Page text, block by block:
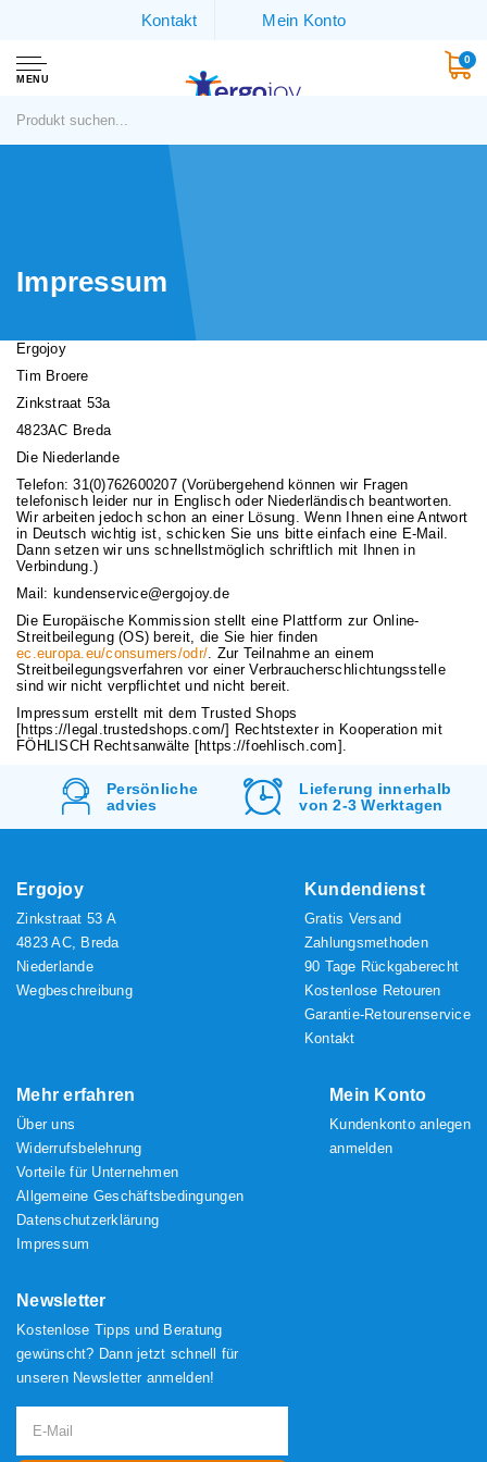
Kontakt Mein Konto
MENU
0
Impressum
Ergojoy
Tim Broere
Zinkstraat 53a
4823AC Breda
Die Niederlande
Telefon: 31(0)762600207 (Vorübergehend können wir Fragen
telefonisch leider nur in Englisch oder Niederländisch beantworten.
Wir arbeiten jedoch schon an einer Lösung. Wenn Ihnen eine Antwort
in Deutsch wichtig ist, schicken Sie uns bitte einfach eine E-Mail.
Dann setzen wir uns schnellstmöglich schriftlich mit Ihnen in
Verbindung.)
Mail: kundenservice@ergojoy.de
Die Europäische Kommission stellt eine Plattform zur Online-
Streitbeilegung (OS) bereit, die Sie hier finden
ec.europa.eu/consumers/odr/. Zur Teilnahme an einem
Streitbeilegungsverfahren vor einer Verbraucherschlichtungsstelle
sind wir nicht verpflichtet und nicht bereit.
Impressum erstellt mit dem Trusted Shops
[https://legal.trustedshops.com/] Rechtstexter in Kooperation mit
FÖHLISCH Rechtsanwälte [https://foehlisch.com].
Persönliche
advies
Lieferung innerhalb
von 2-3 Werktagen
Ergojoy
Zinkstraat 53 A
4823 AC, Breda
Niederlande
Wegbeschreibung
Kundendienst
Gratis Versand
Zahlungsmethoden
90 Tage Rückgaberecht
Kostenlose Retouren
Garantie-Retourenservice
Kontakt
Mehr erfahren
Über uns
Widerrufsbelehrung
Vorteile für Unternehmen
Allgemeine Geschäftsbedingungen
Datenschutzerklärung
Impressum
Mein Konto
Kundenkonto anlegen
anmelden
Newsletter
Kostenlose Tipps und Beratung
gewünscht? Dann jetzt schnell für
unseren Newsletter anmelden!